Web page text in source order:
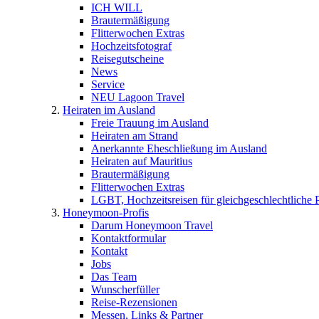
ICH WILL
Brautermäßigung
Flitterwochen Extras
Hochzeitsfotograf
Reisegutscheine
News
Service
NEU Lagoon Travel
Heiraten im Ausland
Freie Trauung im Ausland
Heiraten am Strand
Anerkannte Eheschließung im Ausland
Heiraten auf Mauritius
Brautermäßigung
Flitterwochen Extras
LGBT, Hochzeitsreisen für gleichgeschlechtliche
Honeymoon-Profis
Darum Honeymoon Travel
Kontaktformular
Kontakt
Jobs
Das Team
Wunscherfüller
Reise-Rezensionen
Messen, Links & Partner